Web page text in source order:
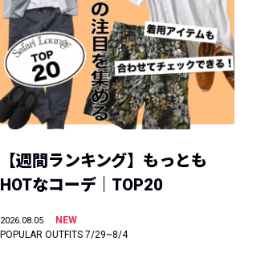
【週間ランキング】もっとも
HOTなコーデ｜TOP20
2026.08.05
NEW
POPULAR OUTFITS 7/29~8/4